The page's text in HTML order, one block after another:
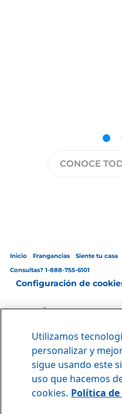
CONOCE
Inicio Frangancias Siente tu casa
Consultas? 1-888-755-6101
Configuración de
© Copyright 2025 The Clorox Company,
Utilizamos
personalizar y
sigue usando este
uso que hacemos
cookies. Política